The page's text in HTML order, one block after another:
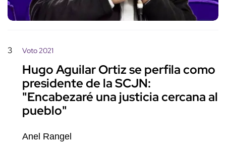
3 Voto 2021
Hugo Aguilar Ortiz se perfila como
presidente de la SCJN:
"Encabezaré una justicia cercana al
pueblo"
Anel Rangel